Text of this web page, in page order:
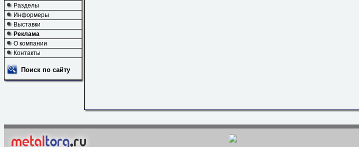
Разделы
Информеры
Выставки
Реклама
О компании
Контакты
Поиск по сайту